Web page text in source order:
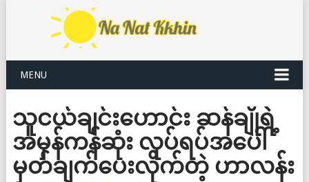
MENU
သူငယ်ချင်းဟောင်း ဆန်ချိုရဲ့
အမှန်ကန်ဆုံး လုပ်ရပ်အပေါ်
မှတ်ချက်ပေးလိုက်တဲ့ ဟာလန်း